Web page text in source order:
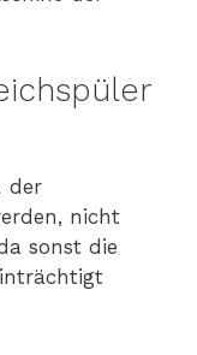
der
nicht
sonst die